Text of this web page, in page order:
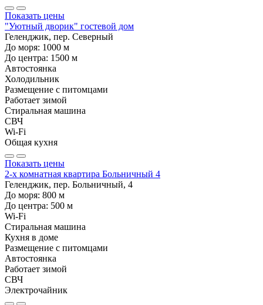
Показать цены
"Уютный дворик" гостевой дом
Геленджик, пер. Северный
До моря: 1000 м
До центра: 1500 м
Автостоянка
Холодильник
Размещение с питомцами
Работает зимой
Стиральная машина
СВЧ
Wi-Fi
Общая кухня
Показать цены
2-х комнатная квартира Больничный 4
Геленджик, пер. Больничный, 4
До моря: 800 м
До центра: 500 м
Wi-Fi
Стиральная машина
Кухня в доме
Размещение с питомцами
Автостоянка
Работает зимой
СВЧ
Электрочайник